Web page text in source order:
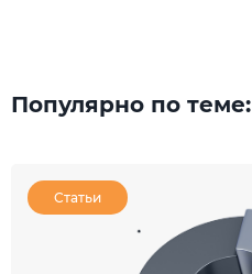
Популярно по теме:
Статьи